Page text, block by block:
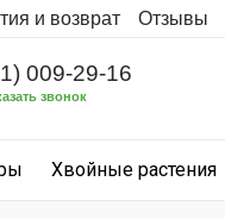
и возврат Отзывы
009-29-16
звонок
Хвойные растения